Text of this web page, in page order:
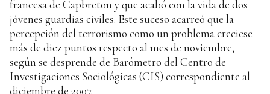
francesa de Capbreton y que acabó con la vida de dos
jóvenes guardias civiles. Este suceso acarreó que la
percepción del terrorismo como un problema creciese
más de diez puntos respecto al mes de noviembre,
según se desprende de Barómetro del Centro de
Investigaciones Sociológicas (CIS) correspondiente al
diciembre de 2007.